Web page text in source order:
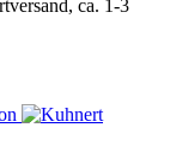
ca. 1-3